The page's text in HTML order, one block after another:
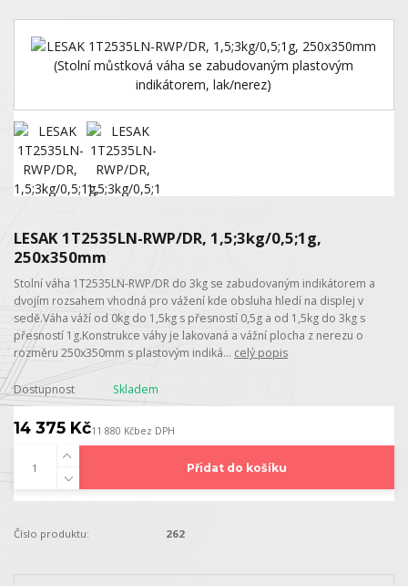
LESAK 1T2535LN-RWP/DR, 1,5;3kg/0,5;1g,
250x350mm
Stolní váha 1T2535LN-RWP/DR do 3kg se zabudovaným indikátorem a
dvojím rozsahem vhodná pro vážení kde obsluha hledí na displej v
sedě.Váha váží od 0kg do 1,5kg s přesností 0,5g a od 1,5kg do 3kg s
přesností 1g.Konstrukce váhy je lakovaná a vážní plocha z nerezu o
rozměru 250x350mm s plastovým indiká... celý popis
Dostupnost Skladem
14 375 Kč11 880 Kčbez DPH
Přidat do košíku
Číslo produktu: 262